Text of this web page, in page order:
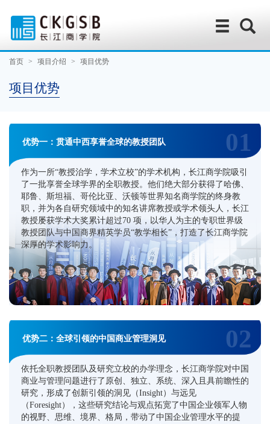
首页 > 项目介绍 > 项目优势
项目优势
优势一：贯通中西享誉全球的教授团队 01
作为一所“教授治学，学术立校”的学术机构，长江商学院吸引
了一批享誉全球学界的全职教授。他们绝大部分获得了哈佛、
耶鲁、斯坦福、哥伦比亚、沃顿等世界知名商学院的终身教
职，并为各自研究领域中的知名讲席教授或学术领头人，长江
教授屡获学术大奖累计超过70 项，以华人为主的专职世界级
教授团队与中国商界精英学员“教学相长”，打造了长江商学院
深厚的学术影响力。
优势二：全球引领的中国商业管理洞见 02
依托全职教授团队及研究立校的办学理念，长江商学院对中国
商业与管理问题进行了原创、独立、系统、深入且具前瞻性的
研究，形成了创新引领的洞见（Insight）与远见
（Foresight），这些研究结论与观点拓宽了中国企业领军人物
的视野、思维、境界、格局，带动了中国企业管理水平的提